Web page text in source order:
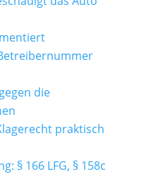
die
praktisch
§ 166 LFG, § 158c